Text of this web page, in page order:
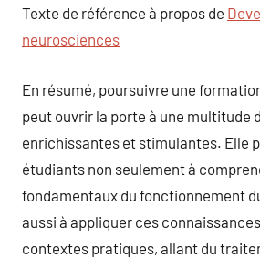
Texte de référence à propos de
neurosciences
En résumé, poursuivre une
peut ouvrir la porte à une multitude
enrichissantes et stimulantes. Elle
étudiants non seulement à
fondamentaux du fonctionnement
aussi à appliquer ces
contextes pratiques, allant du